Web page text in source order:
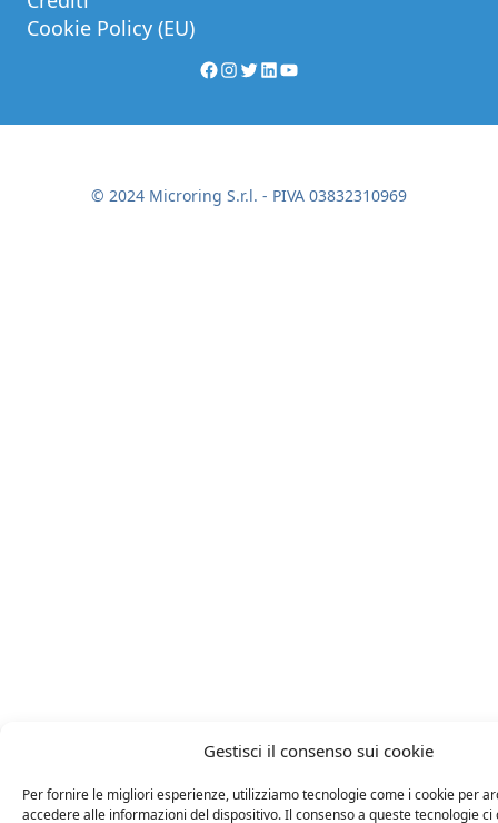
Gestisci il consenso sui cookie
Per fornire le migliori esperienze, utilizziamo tecnologie come i cookie per
accedere alle informazioni del dispositivo. Il consenso a queste tecnologie ci
Cookie Policy (EU)
Facebook InstagramTwitter LinkedIn YouTube
© 2024 Microring S.r.l. - PIVA 03832310969